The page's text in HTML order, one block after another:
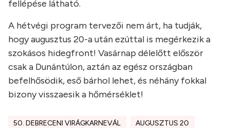
fellépése látható.
A hétvégi program tervezői nem árt, ha tudják,
hogy augusztus 20-a után ezúttal is megérkezik a
szokásos hidegfront! Vasárnap délelőtt először
csak a Dunántúlon, aztán az egész országban
befelhősödik, eső bárhol lehet, és néhány fokkal
bizony visszaesik a hőmérséklet!
50. DEBRECENI VIRÁGKARNEVÁL AUGUSZTUS 20